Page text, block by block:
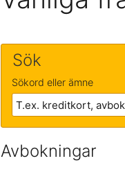
Sök
Sökord eller ämne
Avbokningar